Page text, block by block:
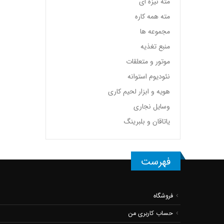
مته همه کاره
مجموعه ها
منبع تغذیه
موتور و متعلقات
نئودیوم استوانه
هویه و ابزار لحیم کاری
وسایل نجاری
یاتاقان و بلبرینگ
فهرست
فروشگاه
حساب کاربری من